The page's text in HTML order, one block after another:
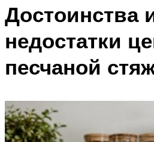
Достоинства
недостатки
песчаной